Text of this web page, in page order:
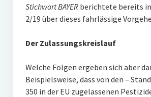
Stichwort BAYER berichtete bereits
2/19 über dieses fahrlässige
Der Zulassungskreislauf
Welche Folgen ergeben sich aber
Beispielsweise, dass von den –
350 in der EU zugelassenen